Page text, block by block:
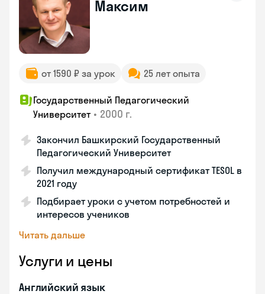
Максим
от 1590 ₽ за урок 25 лет опыта
Государственный Педагогический
Университет • 2000 г.
Закончил Башкирский Государственный
Педагогический Университет
Получил международный сертификат TESOL в
2021 году
Подбирает уроки с учетом потребностей и
интересов учеников
Читать дальше
Услуги и цены
Английский язык